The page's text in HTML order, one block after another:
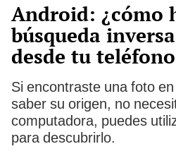
Android: ¿cómo
búsqueda
desde tu
Si encontraste una foto
saber su origen, no
computadora, puedes
para descubrirlo.